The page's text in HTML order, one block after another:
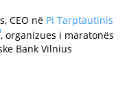
CEO në PI Tarptautinis
, organizues i maratonës
Bank Vilnius